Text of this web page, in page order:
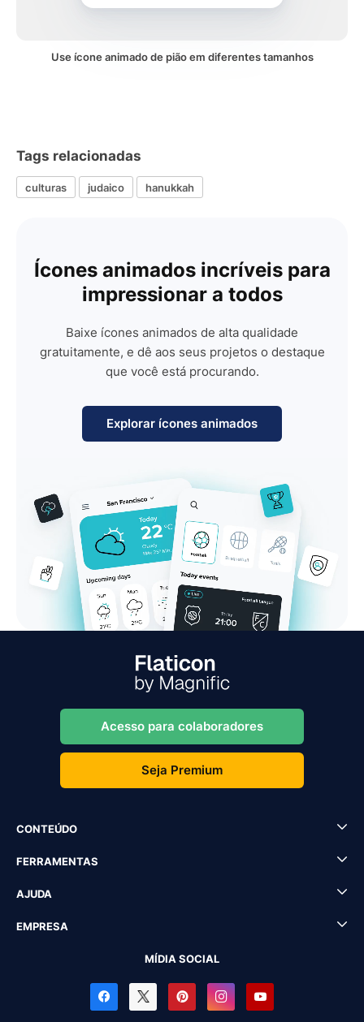
Use ícone animado de pião em diferentes tamanhos
Tags relacionadas
culturas judaico hanukkah
Ícones animados incríveis para
impressionar a todos
Baixe ícones animados de alta qualidade
gratuitamente, e dê aos seus projetos o destaque
que você está procurando.
Explorar ícones animados
Acesso para colaboradores
Seja Premium
CONTEÚDO
FERRAMENTAS
AJUDA
EMPRESA
MÍDIA SOCIAL